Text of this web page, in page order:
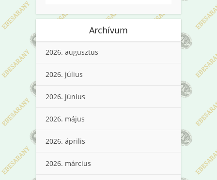
Archívum
2026. augusztus
2026. július
2026. június
2026. május
2026. április
2026. március